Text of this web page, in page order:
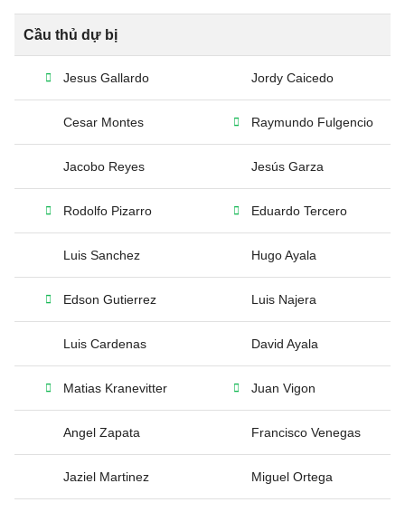
Cầu thủ dự bị
Jesus Gallardo Jordy Caicedo
Cesar Montes Raymundo Fulgencio
Jacobo Reyes Jesús Garza
Rodolfo Pizarro Eduardo Tercero
Luis Sanchez Hugo Ayala
Edson Gutierrez Luis Najera
Luis Cardenas David Ayala
Matias Kranevitter Juan Vigon
Angel Zapata Francisco Venegas
Jaziel Martinez Miguel Ortega